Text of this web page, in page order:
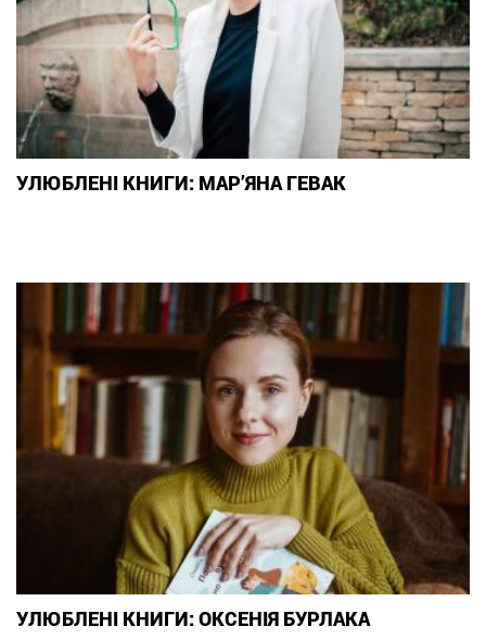
УЛЮБЛЕНІ КНИГИ: МАР’ЯНА ГЕВАК
УЛЮБЛЕНІ КНИГИ: ОКСЕНІЯ БУРЛАКА